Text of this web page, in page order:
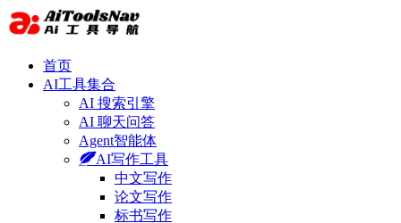
首页
AI工具集合
AI 搜索引擎
AI 聊天问答
Agent智能体
AI写作工具
中文写作
论文写作
标书写作